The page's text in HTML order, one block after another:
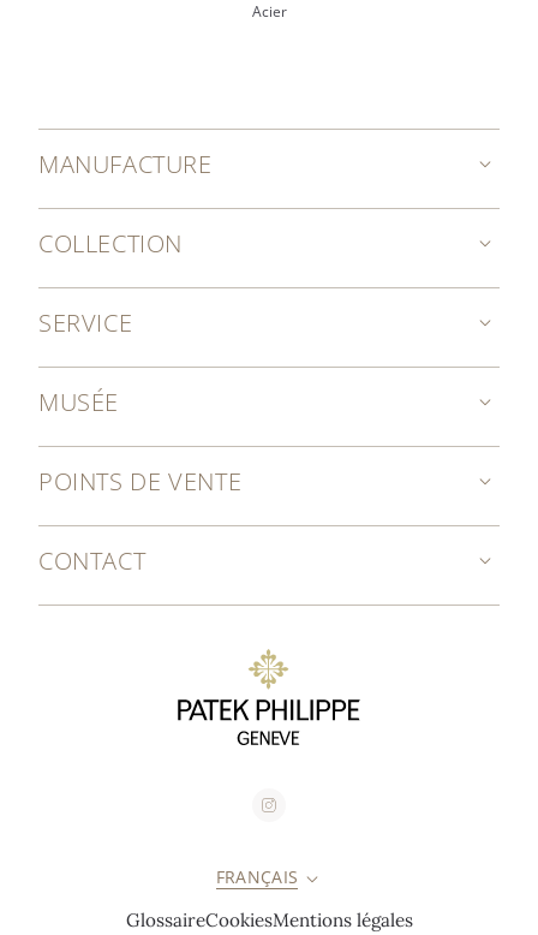
Acier
MANUFACTURE
COLLECTION
SERVICE
MUSÉE
POINTS DE VENTE
CONTACT
FRANÇAIS
GlossaireCookiesMentions légales